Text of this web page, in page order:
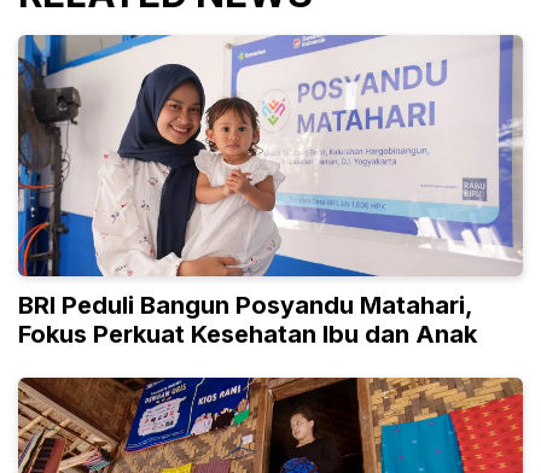
BRI Peduli Bangun Posyandu Matahari,
Fokus Perkuat Kesehatan Ibu dan Anak